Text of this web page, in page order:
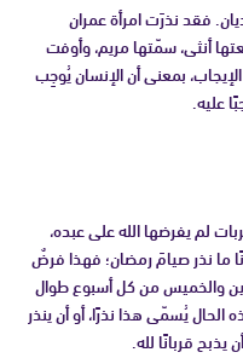
فقد نذرَت امرأة عمران
أنثى، سمّتها مريم، وأوفت
بمعنى أن الإنسان يُوجِب
عليه.
لم يفرضها الله على عبده،
ما نذر صيامَ رمضان؛ فهذا فرضٌ
والخميس من كل أسبوع طوال
يُسمّى هذا نذرًا، أو أن ينذر
قربانًا لله.